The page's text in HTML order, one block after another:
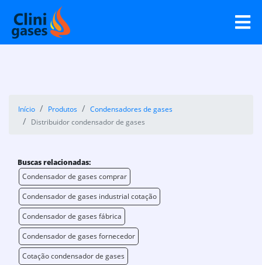
Início Produtos
Condensadores de gases
Distribuidor condensador de gases
Buscas relacionadas:
Condensador de gases comprar
Condensador de gases industrial cotação
Condensador de gases fábrica
Condensador de gases fornecedor
Cotação condensador de gases